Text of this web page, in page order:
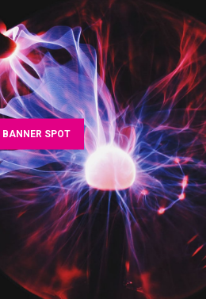
BANNER SPOT